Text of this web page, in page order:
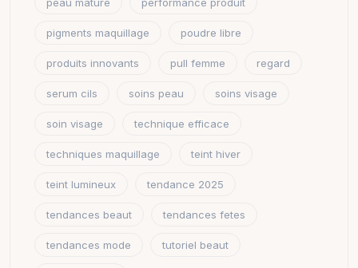
pigments maquillage poudre libre
produits innovants pull femme regard
serum cils soins peau soins visage
soin visage technique efficace
techniques maquillage teint hiver
teint lumineux tendance 2025
tendances beaut tendances fetes
tendances mode tutoriel beaut